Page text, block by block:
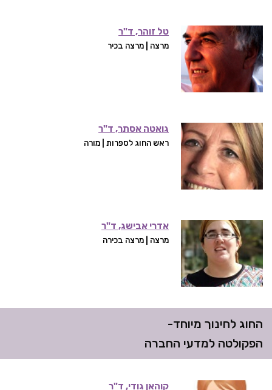
טל זוהר, ד"ר
מרצה | מרצה בכיר
גואטה אסתר, ד"ר
ראש החוג לספרות | מורה
אדרי אבישג, ד"ר
מרצה | מרצה בכירה
החוג לחינוך מיוחד-
הפקולטה למדעי החברה
קוהאן גודי, ד"ר